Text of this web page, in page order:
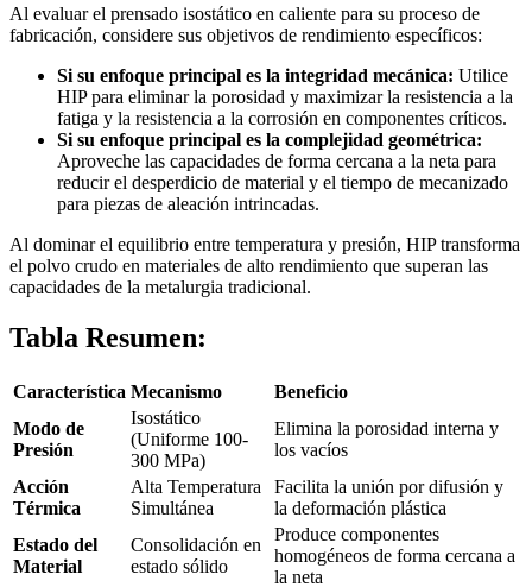
Al evaluar el prensado isostático en caliente para su proceso de
fabricación, considere sus objetivos de rendimiento específicos:
Si su enfoque principal es la integridad mecánica: Utilice
HIP para eliminar la porosidad y maximizar la resistencia a la
fatiga y la resistencia a la corrosión en componentes críticos.
Si su enfoque principal es la complejidad geométrica:
Aproveche las capacidades de forma cercana a la neta para
reducir el desperdicio de material y el tiempo de mecanizado
para piezas de aleación intrincadas.
Al dominar el equilibrio entre temperatura y presión, HIP transforma
el polvo crudo en materiales de alto rendimiento que superan las
capacidades de la metalurgia tradicional.
Tabla Resumen:
Característica Mecanismo
Beneficio
Modo de
Presión
Isostático
(Uniforme 100-
300 MPa)
Elimina la porosidad interna y
los vacíos
Acción
Térmica
Alta Temperatura
Simultánea
Facilita la unión por difusión y
la deformación plástica
Estado del
Material
Consolidación en
estado sólido
Produce componentes
homogéneos de forma cercana a
la neta